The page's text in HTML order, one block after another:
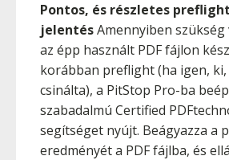
Pontos, és részletes preflight
jelentésAmennyiben
az épp használt PDF fájlon
korábban preflight (ha igen,
csinálta), a PitStop Pro-ba
szabadalmú Certified
segítséget nyújt. Beágyazza a
eredményét a PDF fájlba, és